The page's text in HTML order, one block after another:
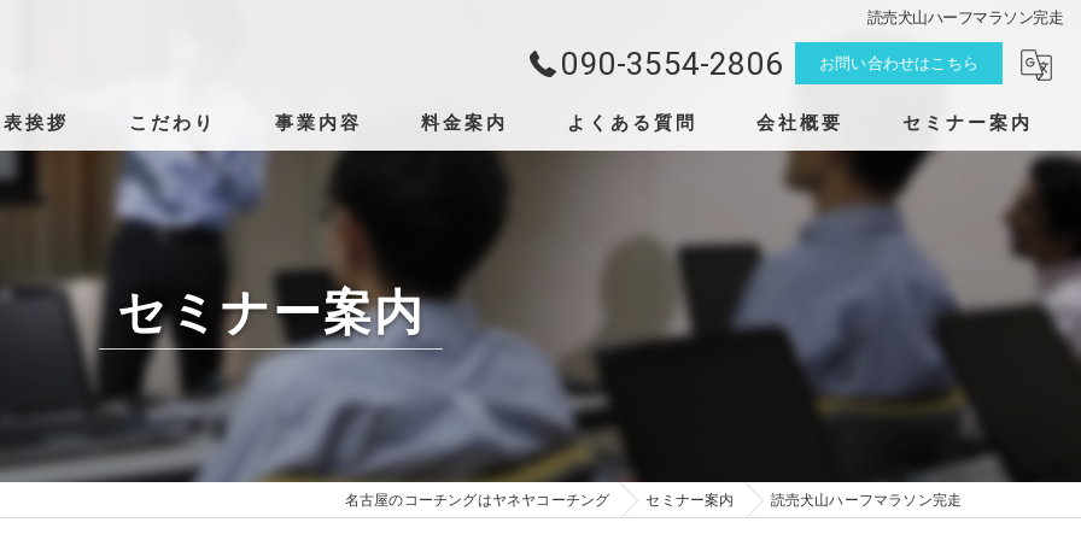
読売犬山ハーフマラソン完走
090-3554-2806 お問い合わせはこちら
挨拶 こだわり
名古屋のコーチング･ヤネヤコーチングの口コミ情報
名古屋のコーチング･ヤネヤコーチングの評判
名古屋のコーチング･ヤネヤコーチングのお客様の声
事業内容 料金案内 よくある質問 会社概要 セミナー案内
セミナー案内
名古屋のコーチングはヤネヤコーチング セミナー案内 読売犬山ハーフマラソン完走